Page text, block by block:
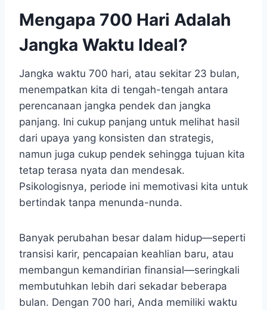
Mengapa 700 Hari Adalah
Jangka Waktu Ideal?
Jangka waktu 700 hari, atau sekitar 23 bulan,
menempatkan kita di tengah-tengah antara
perencanaan jangka pendek dan jangka
panjang. Ini cukup panjang untuk melihat hasil
dari upaya yang konsisten dan strategis,
namun juga cukup pendek sehingga tujuan kita
tetap terasa nyata dan mendesak.
Psikologisnya, periode ini memotivasi kita untuk
bertindak tanpa menunda-nunda.
Banyak perubahan besar dalam hidup—seperti
transisi karir, pencapaian keahlian baru, atau
membangun kemandirian finansial—seringkali
membutuhkan lebih dari sekadar beberapa
bulan. Dengan 700 hari, Anda memiliki waktu